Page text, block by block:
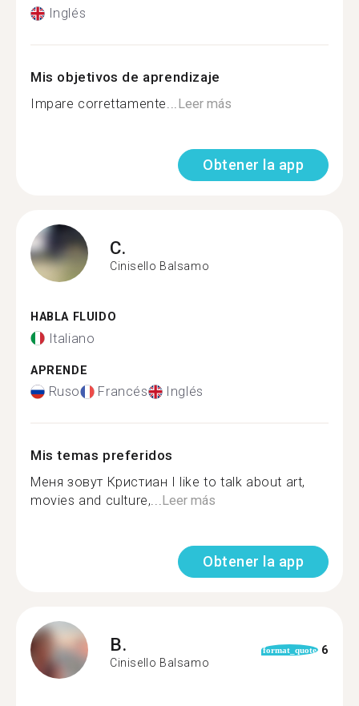
Inglés
Mis objetivos de aprendizaje
Impare correttamente...Leer más
Obtener la app
C.
Cinisello Balsamo
HABLA FLUIDO
Italiano
APRENDE
Ruso Francés Inglés
Mis temas preferidos
Меня зовут Кристиан I like to talk about art,
movies and culture,...Leer más
Obtener la app
B.
Cinisello Balsamo
format_quote 6